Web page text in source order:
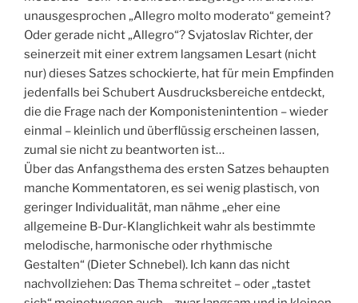
unausgesprochen „Allegro molto moderato“ gemeint?
Oder gerade nicht „Allegro“? Svjatoslav Richter, der
seinerzeit mit einer extrem langsamen Lesart (nicht
nur) dieses Satzes schockierte, hat für mein Empfinden
jedenfalls bei Schubert Ausdrucksbereiche entdeckt,
die die Frage nach der Komponistenintention – wieder
einmal – kleinlich und überflüssig erscheinen lassen,
zumal sie nicht zu beantworten ist…
Über das Anfangsthema des ersten Satzes behaupten
manche Kommentatoren, es sei wenig plastisch, von
geringer Individualität, man nähme „eher eine
allgemeine B-Dur-Klanglichkeit wahr als bestimmte
melodische, harmonische oder rhythmische
Gestalten“ (Dieter Schnebel). Ich kann das nicht
nachvollziehen: Das Thema schreitet – oder „tastet